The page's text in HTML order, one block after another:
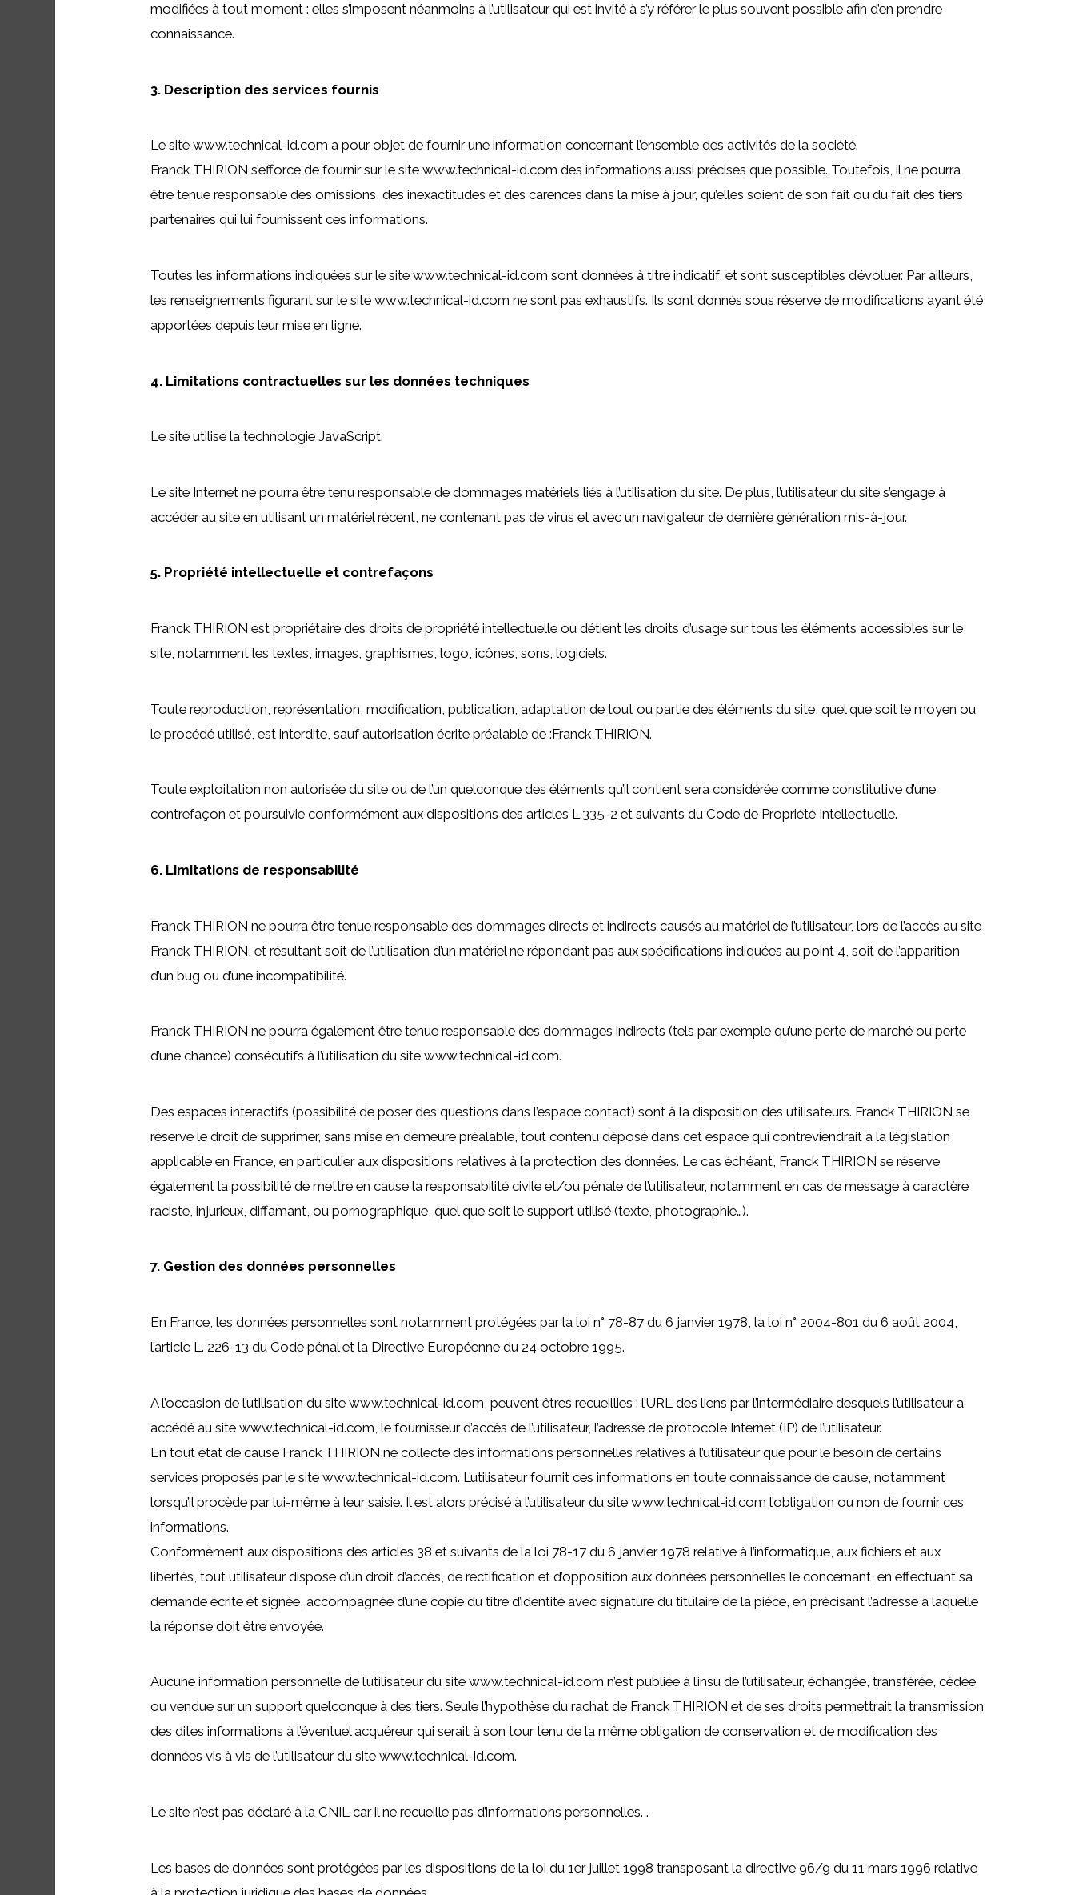
modifiées à tout moment : elles s’imposent néanmoins à l’utilisateur qui est invité à s’y référer le plus souvent possible afin d’en prendre
connaissance.
3. Description des services fournis
Le site www.technical-id.com a pour objet de fournir une information concernant l’ensemble des activités de la société.
Franck THIRION s’efforce de fournir sur le site www.technical-id.com des informations aussi précises que possible. Toutefois, il ne pourra
être tenue responsable des omissions, des inexactitudes et des carences dans la mise à jour, qu’elles soient de son fait ou du fait des tiers
partenaires qui lui fournissent ces informations.
Toutes les informations indiquées sur le site www.technical-id.com sont données à titre indicatif, et sont susceptibles d’évoluer. Par ailleurs,
les renseignements figurant sur le site www.technical-id.com ne sont pas exhaustifs. Ils sont donnés sous réserve de modifications ayant été
apportées depuis leur mise en ligne.
4. Limitations contractuelles sur les données techniques
Le site utilise la technologie JavaScript.
Le site Internet ne pourra être tenu responsable de dommages matériels liés à l’utilisation du site. De plus, l’utilisateur du site s’engage à
accéder au site en utilisant un matériel récent, ne contenant pas de virus et avec un navigateur de dernière génération mis-à-jour.
5. Propriété intellectuelle et contrefaçons
Franck THIRION est propriétaire des droits de propriété intellectuelle ou détient les droits d’usage sur tous les éléments accessibles sur le
site, notamment les textes, images, graphismes, logo, icônes, sons, logiciels.
Toute reproduction, représentation, modification, publication, adaptation de tout ou partie des éléments du site, quel que soit le moyen ou
le procédé utilisé, est interdite, sauf autorisation écrite préalable de :Franck THIRION.
Toute exploitation non autorisée du site ou de l’un quelconque des éléments qu’il contient sera considérée comme constitutive d’une
contrefaçon et poursuivie conformément aux dispositions des articles L.335-2 et suivants du Code de Propriété Intellectuelle.
6. Limitations de responsabilité
Franck THIRION ne pourra être tenue responsable des dommages directs et indirects causés au matériel de l’utilisateur, lors de l’accès au site
Franck THIRION, et résultant soit de l’utilisation d’un matériel ne répondant pas aux spécifications indiquées au point 4, soit de l’apparition
d’un bug ou d’une incompatibilité.
Franck THIRION ne pourra également être tenue responsable des dommages indirects (tels par exemple qu’une perte de marché ou perte
d’une chance) consécutifs à l’utilisation du site www.technical-id.com.
Des espaces interactifs (possibilité de poser des questions dans l’espace contact) sont à la disposition des utilisateurs. Franck THIRION se
réserve le droit de supprimer, sans mise en demeure préalable, tout contenu déposé dans cet espace qui contreviendrait à la législation
applicable en France, en particulier aux dispositions relatives à la protection des données. Le cas échéant, Franck THIRION se réserve
également la possibilité de mettre en cause la responsabilité civile et/ou pénale de l’utilisateur, notamment en cas de message à caractère
raciste, injurieux, diffamant, ou pornographique, quel que soit le support utilisé (texte, photographie…).
7. Gestion des données personnelles
En France, les données personnelles sont notamment protégées par la loi n° 78-87 du 6 janvier 1978, la loi n° 2004-801 du 6 août 2004,
l’article L. 226-13 du Code pénal et la Directive Européenne du 24 octobre 1995.
A l’occasion de l’utilisation du site www.technical-id.com, peuvent êtres recueillies : l’URL des liens par l’intermédiaire desquels l’utilisateur a
accédé au site www.technical-id.com, le fournisseur d’accès de l’utilisateur, l’adresse de protocole Internet (IP) de l’utilisateur.
En tout état de cause Franck THIRION ne collecte des informations personnelles relatives à l’utilisateur que pour le besoin de certains
services proposés par le site www.technical-id.com. L’utilisateur fournit ces informations en toute connaissance de cause, notamment
lorsqu’il procède par lui-même à leur saisie. Il est alors précisé à l’utilisateur du site www.technical-id.com l’obligation ou non de fournir ces
informations.
Conformément aux dispositions des articles 38 et suivants de la loi 78-17 du 6 janvier 1978 relative à l’informatique, aux fichiers et aux
libertés, tout utilisateur dispose d’un droit d’accès, de rectification et d’opposition aux données personnelles le concernant, en effectuant sa
demande écrite et signée, accompagnée d’une copie du titre d’identité avec signature du titulaire de la pièce, en précisant l’adresse à laquelle
la réponse doit être envoyée.
Aucune information personnelle de l’utilisateur du site www.technical-id.com n’est publiée à l’insu de l’utilisateur, échangée, transférée, cédée
ou vendue sur un support quelconque à des tiers. Seule l’hypothèse du rachat de Franck THIRION et de ses droits permettrait la transmission
des dites informations à l’éventuel acquéreur qui serait à son tour tenu de la même obligation de conservation et de modification des
données vis à vis de l’utilisateur du site www.technical-id.com.
Le site n’est pas déclaré à la CNIL car il ne recueille pas d’informations personnelles. .
Les bases de données sont protégées par les dispositions de la loi du 1er juillet 1998 transposant la directive 96/9 du 11 mars 1996 relative